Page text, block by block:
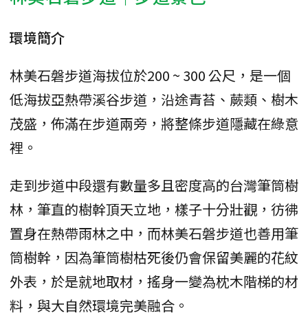
環境簡介
林美石磐步道海拔位於200 ~ 300 公尺，是一個
低海拔亞熱帶溪谷步道，沿途青苔、蕨類、樹木
茂盛，佈滿在步道兩旁，將整條步道隱藏在綠意
裡。
走到步道中段還有數量多且密度高的台灣筆筒樹
林，筆直的樹幹頂天立地，樣子十分壯觀，彷彿
置身在熱帶雨林之中，而林美石磐步道也善用筆
筒樹幹，因為筆筒樹枯死後仍會保留美麗的花紋
外表，於是就地取材，搖身一變為枕木階梯的材
料，與大自然環境完美融合。